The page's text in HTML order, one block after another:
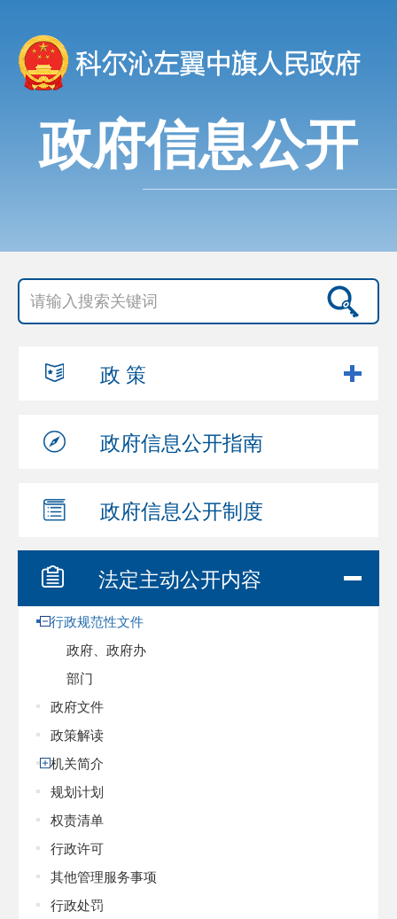
政府信息公开
政 策
政府信息公开指南
政府信息公开制度
法定主动公开内容
行政规范性文件
政府、政府办
部门
政府文件
政策解读
机关简介
规划计划
权责清单
行政许可
其他管理服务事项
行政处罚